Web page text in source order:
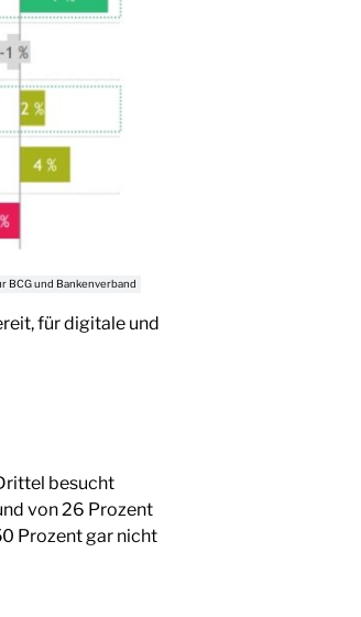
BCG und Bankenverband
für digitale und
besucht
von 26 Prozent
Prozent gar nicht